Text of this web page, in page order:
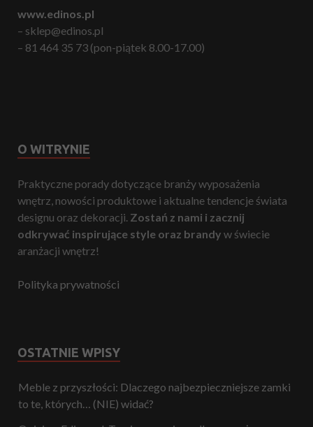
www.edinos.pl
– sklep@edinos.pl
– 81 464 35 73 (pon-piątek 8.00-17.00)
O WITRYNIE
Praktyczne porady dotyczące branży wyposażenia
wnętrz, nowości produktowe i aktualne tendencje świata
designu oraz dekoracji. Zostań z nami i zacznij
odkrywać inspirujące style oraz brandy w świecie
aranżacji wnętrz!
Polityka prywatności
OSTATNIE WPISY
Meble z przyszłości: Dlaczego najbezpieczniejsze zamki
to te, których… (NIE) widać?